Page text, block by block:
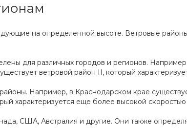
на определенной высоте. Ветровые
для различных городов и регионов.
ветровой район II, который
Например, в Краснодарском крае
характеризуется еще более высокой скоростью
США, Австралия и другие. Они также